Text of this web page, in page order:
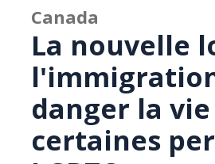
Canada
La nouvelle
danger la
certaines